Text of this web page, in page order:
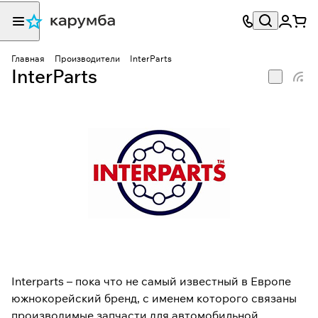
Главная Производители InterParts
InterParts
Interparts – пока что не самый известный в Европе
южнокорейский бренд, с именем которого связаны
производимые запчасти для автомобильной